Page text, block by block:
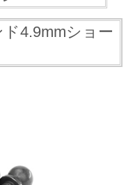
4.9mmショー